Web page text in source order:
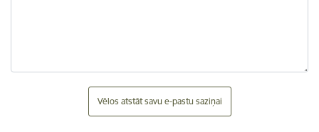
Vēlos atstāt savu e-pastu saziņai